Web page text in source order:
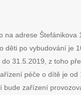
na adrese Štefánikova
děti po vybudování je
31.5.2019, z toho
péče o dítě je od
bude zařízení